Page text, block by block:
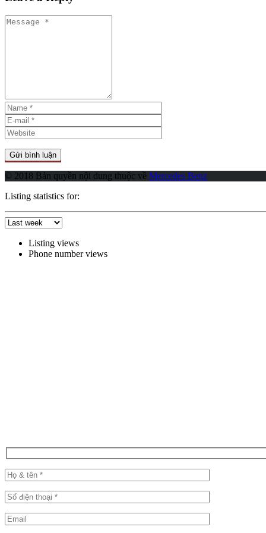
© 2018 Bản quyền nội dung thuộc về Mercedes Benz
Listing statistics for:
Listing views
Phone number views